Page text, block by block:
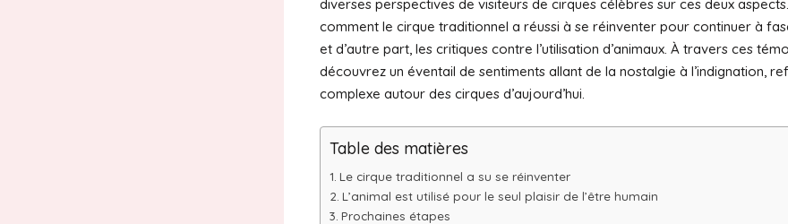
diverses perspectives de visiteurs de cirques célèbres sur ces deux
comment le cirque traditionnel a réussi à se réinventer pour continuer à
et d’autre part, les critiques contre l’utilisation d’animaux. À travers ces
découvrez un éventail de sentiments allant de la nostalgie à l’indignation,
complexe autour des cirques d’aujourd’hui.
Table des matières
Le cirque traditionnel a su se réinventer
L’animal est utilisé pour le seul plaisir de l’être humain
Prochaines étapes